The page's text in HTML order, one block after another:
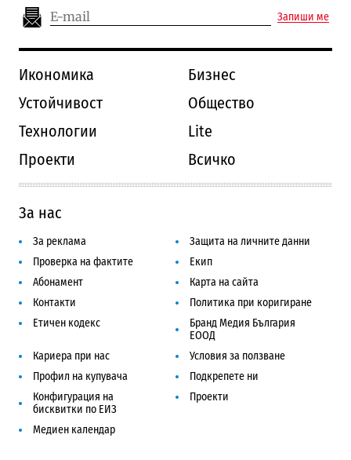
Запиши ме
Икономика
Бизнес
Устойчивост
Общество
Технологии
Lite
Проекти
Всичко
За нас
За реклама
Защита на личните данни
Проверка на фактите
Екип
Абонамент
Карта на сайта
Контакти
Политика при коригиране
Етичен кодекс
Бранд Медия България
ЕООД
Кариера при нас
Условия за ползване
Профил на купувача
Подкрепете ни
Конфигурация на
бисквитки по ЕИЗ
Проекти
Медиен календар